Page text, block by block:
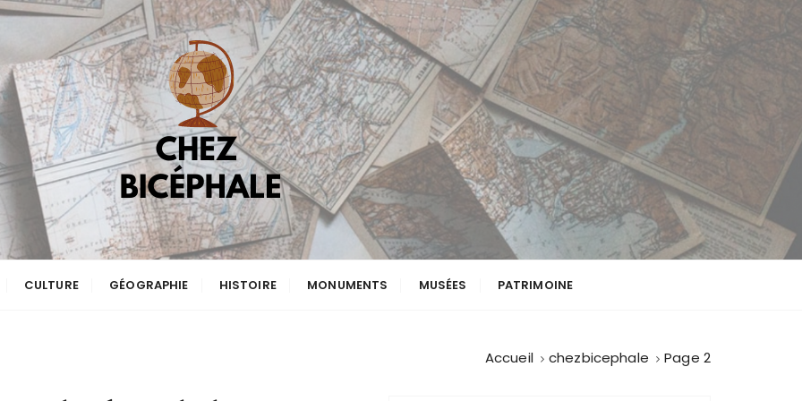
CULTURE GÉOGRAPHIE HISTOIRE MONUMENTS MUSÉES PATRIMOINE
Accueil chezbicephale Page 2